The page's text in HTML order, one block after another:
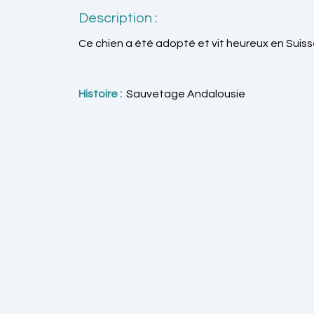
Description :
Ce chien a été adopté et vit heureux en
Histoire : Sauvetage Andalousie